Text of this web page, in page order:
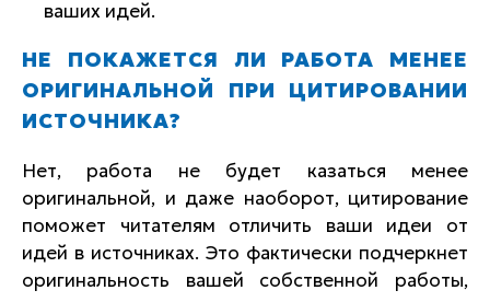
ваших идей.
НЕ ПОКАЖЕТСЯ ЛИ РАБОТА МЕНЕЕ
ОРИГИНАЛЬНОЙ ПРИ ЦИТИРОВАНИИ
ИСТОЧНИКА?
Нет, работа не будет казаться менее
оригинальной, и даже наоборот, цитирование
поможет читателям отличить ваши идеи от
идей в источниках. Это фактически подчеркнет
оригинальность вашей собственной работы,